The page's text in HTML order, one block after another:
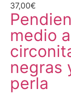
37,00€
medio
negras
perla